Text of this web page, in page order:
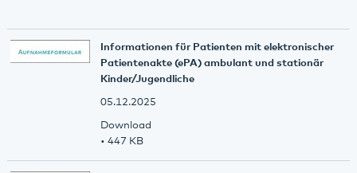
Informationen für Patienten mit elektronischer
Patientenakte (ePA) ambulant und stationär
Kinder/Jugendliche
05.12.2025
Download
• 447 KB